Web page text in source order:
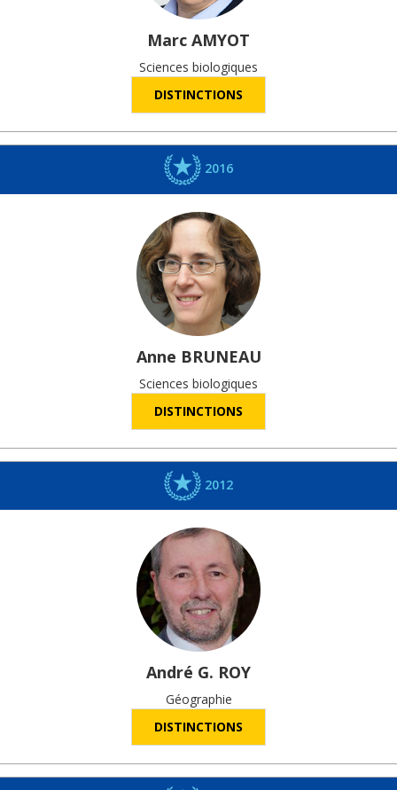
Marc AMYOT
Sciences biologiques
DISTINCTIONS
2016
Anne BRUNEAU
Sciences biologiques
DISTINCTIONS
2012
André G. ROY
Géographie
DISTINCTIONS